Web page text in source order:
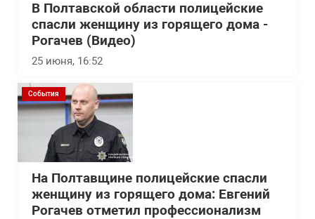
В Полтавской области полицейские
спасли женщину из горящего дома -
Рогачев (Видео)
25 июня, 16:52
События
На Полтавщине полицейские спасли
женщину из горящего дома: Евгений
Рогачев отметил профессионализм